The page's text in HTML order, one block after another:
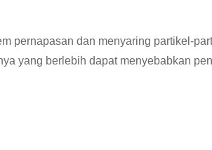
pernapasan dan menyaring partikel-
yang berlebih dapat menyebabkan